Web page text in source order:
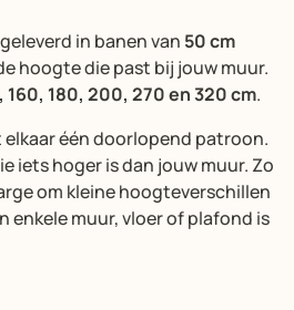
in banen van 50 cm
hoogte die past bij jouw muur.
160, 180, 200, 270 en 320 cm.
elkaar één doorlopend patroon.
iets hoger is dan jouw muur. Zo
om kleine hoogteverschillen
enkele muur, vloer of plafond is